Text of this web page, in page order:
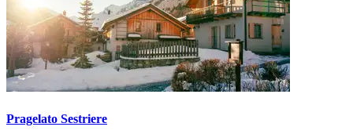
Pragelato Sestriere